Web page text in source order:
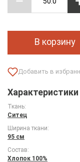
В корзину
Характеристики
Ткань:
Ситец
Ширина ткани:
95 см
Состав:
Хлопок 100%